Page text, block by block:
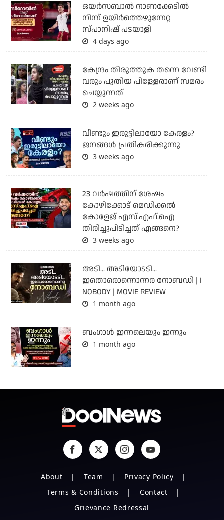
ഒയര്‍സബാൽ നാണക്കേടിൽ
നിന്ന് ഉയിർത്തെഴുന്നേറ്റ
സ്പാനിഷ് പടയാളി
4 days ago
കേന്ദ്രം തിരുത്തുക തന്നെ വേണ്ടി
വരും പുതിയ പിള്ളേരാണ് സമരം
ചെയ്യുന്നത്
2 weeks ago
വീണ്ടും ഇരുട്ടിലായോ കേരളം?
ജനങ്ങൾ പ്രതികരിക്കുന്നു
3 weeks ago
23 വർഷത്തിന് ശേഷം
കോഴിക്കോട് മെഡിക്കൽ
കോളേജ് എസ്.എഫ്.ഐ
തിരിച്ചുപിടിച്ചത് എങ്ങനെ?
3 weeks ago
അടി... അടിയോടടി...
ഇതൊരൊന്നൊന്നര നോബഡി | I
NOBODY | MOVIE REVIEW
1 month ago
ബംഗാള്‍ ഇന്നലെയും ഇന്നും
1 month ago
About Team
Privacy Policy
Terms & Conditions
Contact
Grievance Redressal